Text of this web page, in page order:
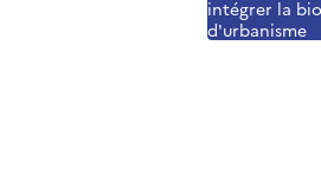
intégrer la
d'urbanisme